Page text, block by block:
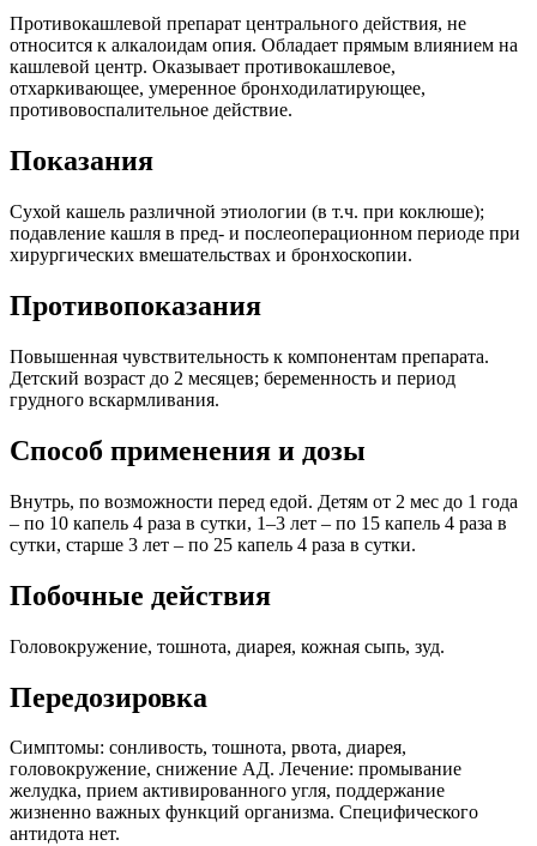
Противокашлевой препарат центрального действия, не
относится к алкалоидам опия. Обладает прямым влиянием на
кашлевой центр. Оказывает противокашлевое,
отхаркивающее, умеренное бронходилатирующее,
противовоспалительное действие.
Показания
Сухой кашель различной этиологии (в т.ч. при коклюше);
подавление кашля в пред- и послеоперационном периоде при
хирургических вмешательствах и бронхоскопии.
Противопоказания
Повышенная чувствительность к компонентам препарата.
Детский возраст до 2 месяцев; беременность и период
грудного вскармливания.
Способ применения и дозы
Внутрь, по возможности перед едой. Детям от 2 мес до 1 года
– по 10 капель 4 раза в сутки, 1–3 лет – по 15 капель 4 раза в
сутки, старше 3 лет – по 25 капель 4 раза в сутки.
Побочные действия
Головокружение, тошнота, диарея, кожная сыпь, зуд.
Передозировка
Симптомы: сонливость, тошнота, рвота, диарея,
головокружение, снижение АД. Лечение: промывание
желудка, прием активированного угля, поддержание
жизненно важных функций организма. Специфического
антидота нет.